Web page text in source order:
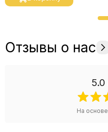
Отзывы о нас
5.0
На основе